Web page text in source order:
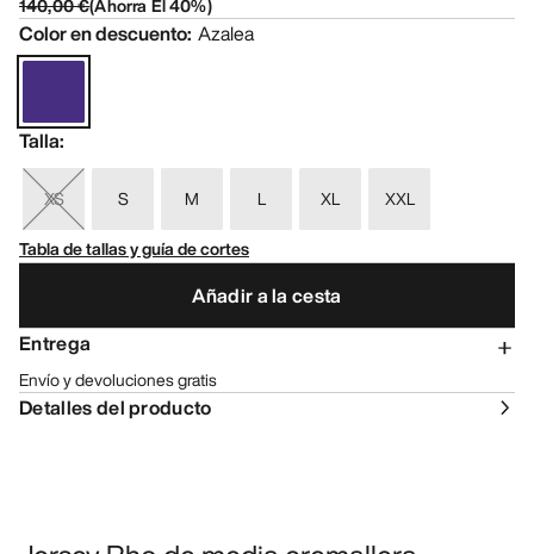
140,00 €(Ahorra El40%)
Color en descuento: Azalea
Talla:
XS S M L XL
XXL
Tabla de tallas y guía de cortes
Añadir a la cesta
Entrega
Envío y devoluciones gratis
Detalles del producto